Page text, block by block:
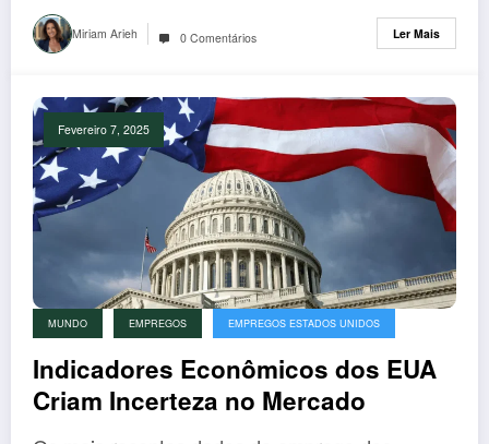
Miriam Arieh 0 Comentários Ler Mais
Fevereiro 7, 2025
MUNDO EMPREGOS EMPREGOS ESTADOS UNIDOS
Indicadores Econômicos dos EUA
Criam Incerteza no Mercado